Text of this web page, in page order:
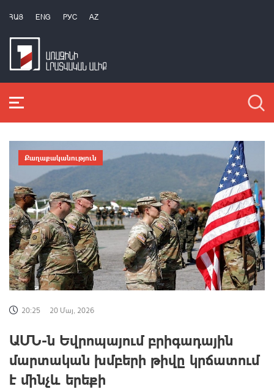
ՀԱՅ ENG РУС AZ
Քաղաքականություն
20:25 20 Մայ, 2026
ԱՄՆ-ն Եվրոպայում բրիգադային
մարտական խմբերի թիվը կրճատում
է մինչև երեքի